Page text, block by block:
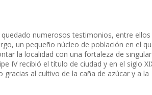
numerosos testimonios, entre ellos
un pequeño núcleo de población en el
la localidad con una fortaleza de singular
IV recibió el título de ciudad y en el siglo
al cultivo de la caña de azúcar y a la